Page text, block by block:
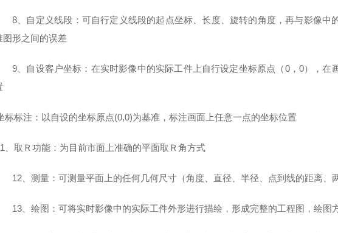
自定义线段：可自行定义线段的起点坐标、长度、旋转的角度，再与影像中
图形之间的误差
自设客户坐标：在实时影像中的实际工件上自行设定坐标原点（0，0），在
标标注：以自设的坐标原点(0,0)为基准，标注画面上任意一点的坐标位置
Ｒ功能：为目前市面上准确的平面取Ｒ角方式
、测量：可测量平面上的任何几何尺寸（角度、直径、半径、点到线的距离、两
、绘图：可将实时影像中的实际工件外形进行描绘，形成完整的工程图，绘图